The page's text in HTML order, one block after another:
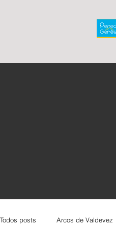
Todos posts Arcos de Valdevez